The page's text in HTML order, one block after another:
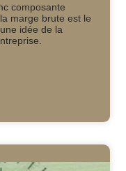
composante
marge brute est le
idée de la